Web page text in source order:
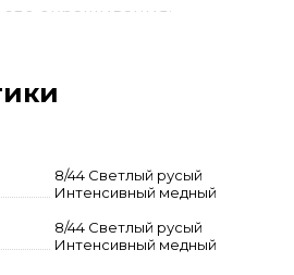
окрашивания;
выравнивает и
седины.
с окислителем.
по длине. Выдержите
с использованием шампуня.
наносите краситель в
8/44 Светлый русый
Интенсивный медный
8/44 Светлый русый
Интенсивный медный